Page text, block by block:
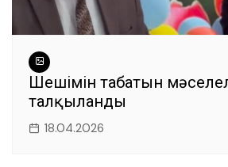
Шешімін табатын
талқыланды
18.04.2026